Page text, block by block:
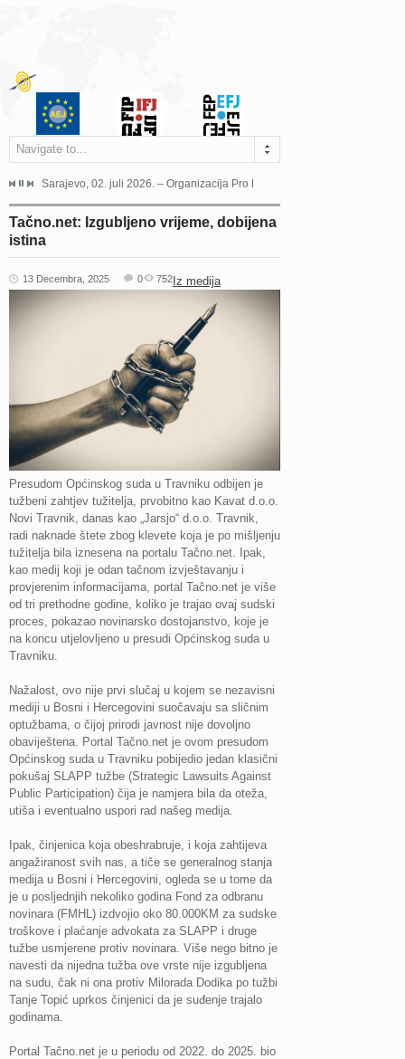
Navigate to...
Grada Sarajeva povodom Dana Sarajeva dugogodišnjoj...
Sarajevo, 02. juli 2026. – Organizacija Pro Educa juče je uspješno
Tačno.net: Izgubljeno vrijeme, dobijena
istina
13 Decembra, 2025 Iz medija
0 752
Presudom Općinskog suda u Travniku odbijen je
tužbeni zahtjev tužitelja, prvobitno kao Kavat d.o.o.
Novi Travnik, danas kao „Jarsjo“ d.o.o. Travnik,
radi naknade štete zbog klevete koja je po mišljenju
tužitelja bila iznesena na portalu Tačno.net. Ipak,
kao medij koji je odan tačnom izvještavanju i
provjerenim informacijama, portal Tačno.net je više
od tri prethodne godine, koliko je trajao ovaj sudski
proces, pokazao novinarsko dostojanstvo, koje je
na koncu utjelovljeno u presudi Općinskog suda u
Travniku.
Nažalost, ovo nije prvi slučaj u kojem se nezavisni
mediji u Bosni i Hercegovini suočavaju sa sličnim
optužbama, o čijoj prirodi javnost nije dovoljno
obaviještena. Portal Tačno.net je ovom presudom
Općinskog suda u Travniku pobijedio jedan klasični
pokušaj SLAPP tužbe (Strategic Lawsuits Against
Public Participation) čija je namjera bila da oteža,
utiša i eventualno uspori rad našeg medija.
Ipak, činjenica koja obeshrabruje, i koja zahtijeva
angažiranost svih nas, a tiče se generalnog stanja
medija u Bosni i Hercegovini, ogleda se u tome da
je u posljednjih nekoliko godina Fond za odbranu
novinara (FMHL) izdvojio oko 80.000KM za sudske
troškove i plaćanje advokata za SLAPP i druge
tužbe usmjerene protiv novinara. Više nego bitno je
navesti da nijedna tužba ove vrste nije izgubljena
na sudu, čak ni ona protiv Milorada Dodika po tužbi
Tanje Topić uprkos činjenici da je suđenje trajalo
godinama.
Portal Tačno.net je u periodu od 2022. do 2025. bio